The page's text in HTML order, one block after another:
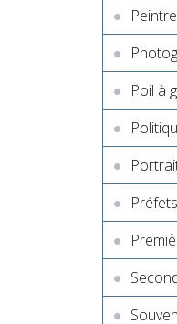
Poil à
Préfets